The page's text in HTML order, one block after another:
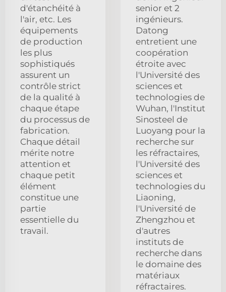
d'étanchéité à
l'air, etc. Les
équipements
de production
les plus
sophistiqués
assurent un
contrôle strict
de la qualité à
chaque étape
du processus de
fabrication.
Chaque détail
mérite notre
attention et
chaque petit
élément
constitue une
partie
essentielle du
travail.
senior et 2
ingénieurs.
Datong
entretient une
coopération
étroite avec
l'Université des
sciences et
technologies de
Wuhan, l'Institut
Sinosteel de
Luoyang pour la
recherche sur
les réfractaires,
l'Université des
sciences et
technologies du
Liaoning,
l'Université de
Zhengzhou et
d'autres
instituts de
recherche dans
le domaine des
matériaux
réfractaires.